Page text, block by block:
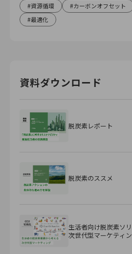
資源循環
カーボンオフセット
最適化
資料ダウンロード
脱炭素レポート
脱炭素のススメ
生活者向け脱炭素ソ
次世代型マーケティ